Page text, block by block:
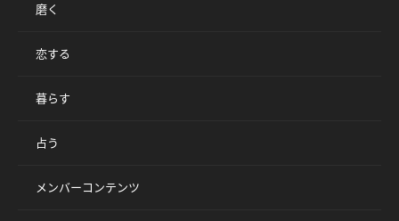
磨く
恋する
暮らす
占う
メンバーコンテンツ